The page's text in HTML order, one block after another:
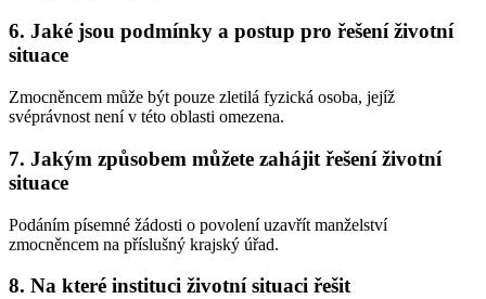
6. Jaké jsou podmínky a postup pro řešení životní
situace
Zmocněncem může být pouze zletilá fyzická osoba, jejíž
svéprávnost není v této oblasti omezena.
7. Jakým způsobem můžete zahájit řešení životní
situace
Podáním písemné žádosti o povolení uzavřít manželství
zmocněncem na příslušný krajský úřad.
8. Na které instituci životní situaci řešit